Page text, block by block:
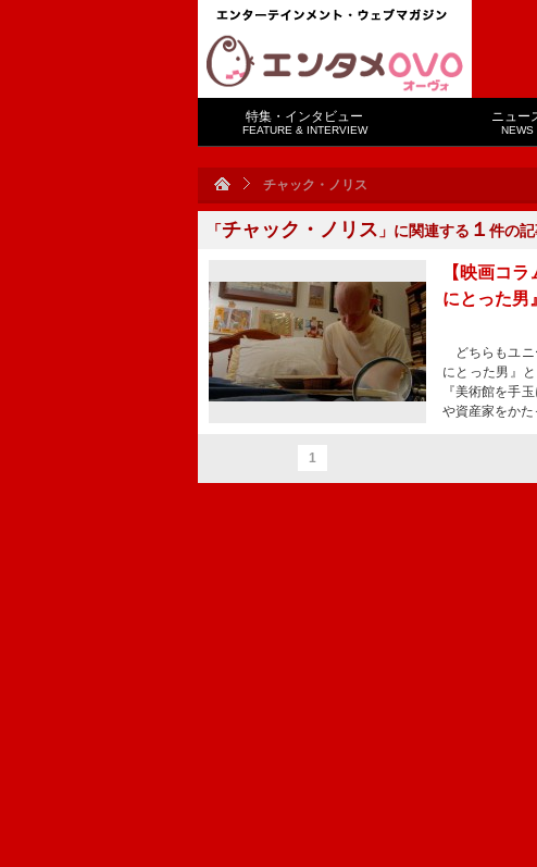
特集・インタビュー
FEATURE & INTERVIEW
ニュー
NEWS
チャック・ノリス
「チャック・ノリス 」に関連する １ 件の
【映画コ
にとった男
どちらもユニ
にとった男』
『美術館を手
や資産家をかた
1